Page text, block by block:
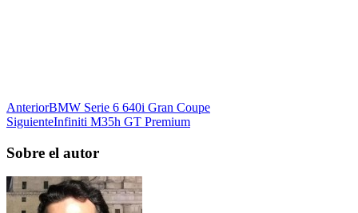
AnteriorBMW Serie 6 640i Gran Coupe
SiguienteInfiniti M35h GT Premium
Sobre el autor